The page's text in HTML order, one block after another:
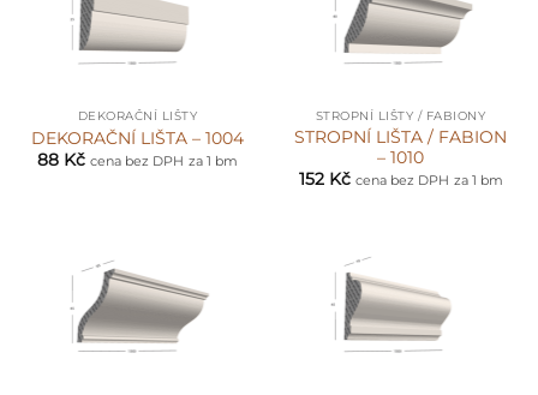
DEKORAČNÍ LIŠTY
DEKORAČNÍ LIŠTA – 1004
88 Kč cena bez DPH za 1 bm
STROPNÍ LIŠTY / FABIONY
STROPNÍ LIŠTA / FABION
– 1010
152 Kč cena bez DPH za 1 bm